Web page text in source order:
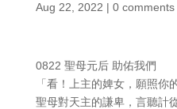
Aug 22, 2022 | 0 comments
0822 聖母元后 助佑我們
「看！上主的婢女，願照
聖母對天主的謙卑，言聽計